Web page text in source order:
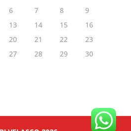
6 7 8
9
13 14 15
16
20 21 22
23
27 28 29
30